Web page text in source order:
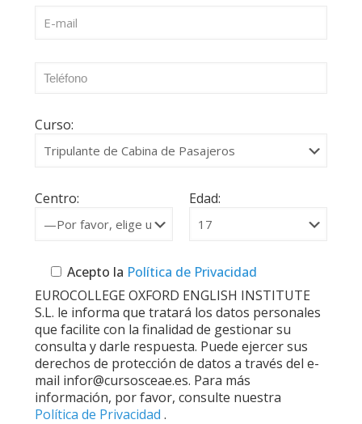
Curso:
Centro: Edad:
Acepto la Política de Privacidad
EUROCOLLEGE OXFORD ENGLISH INSTITUTE
S.L. le informa que tratará los datos personales
que facilite con la finalidad de gestionar su
consulta y darle respuesta. Puede ejercer sus
derechos de protección de datos a través del e-
mail infor@cursosceae.es. Para más
información, por favor, consulte nuestra
Política de Privacidad .